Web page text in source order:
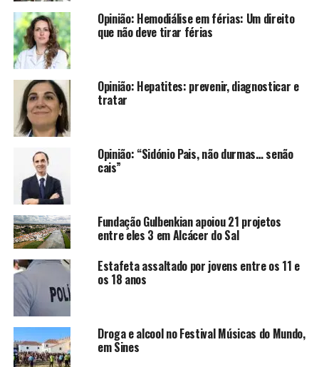
Opinião: Hemodiálise em férias: Um direito
que não deve tirar férias
Opinião: Hepatites: prevenir, diagnosticar e
tratar
Opinião: “Sidónio Pais, não durmas… senão
cais”
Fundação Gulbenkian apoiou 21 projetos
entre eles 3 em Alcácer do Sal
Estafeta assaltado por jovens entre os 11 e
os 18 anos
Droga e alcool no Festival Músicas do Mundo,
em Sines